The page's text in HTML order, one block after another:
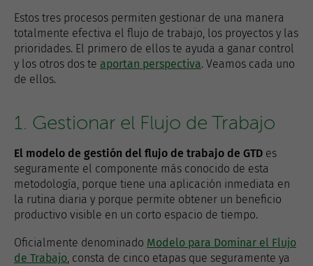
Estos tres procesos permiten gestionar de una manera
totalmente efectiva el flujo de trabajo, los proyectos y las
prioridades. El primero de ellos te ayuda a ganar control
y los otros dos te aportan perspectiva. Veamos cada uno
de ellos.
1. Gestionar el Flujo de Trabajo
El modelo de gestión del flujo de trabajo de GTD es
seguramente el componente más conocido de esta
metodología, porque tiene una aplicación inmediata en
la rutina diaria y porque permite obtener un beneficio
productivo visible en un corto espacio de tiempo.
Oficialmente denominado Modelo para Dominar el Flujo
de Trabajo, consta de cinco etapas que seguramente ya